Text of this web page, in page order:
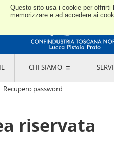
Questo sito usa i cookie per offrirti
memorizzare e ad accedere ai
CHI SIAMO
ETICO E DEI VALORI ASSOCIATIVI
CONTRIBUTI PUBBLICI
Recupero password
riservata